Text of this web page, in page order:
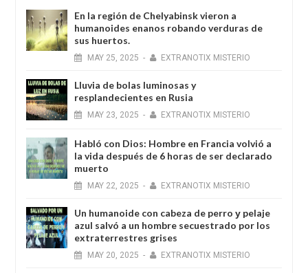
En la región de Chelyabinsk vieron a
humanoides enanos robando verduras de
sus huertos.
MAY 25, 2025 - EXTRANOTIX MISTERIO
Lluvia de bolas luminosas y
resplandecientes en Rusia
MAY 23, 2025 - EXTRANOTIX MISTERIO
Habló con Dios: Hombre en Francia volvió a
la vida después de 6 horas de ser declarado
muerto
MAY 22, 2025 - EXTRANOTIX MISTERIO
Un humanoide con cabeza de perro у pelaje
azul salvó a un hombre secuestrado por los
extraterrestres grises
MAY 20, 2025 - EXTRANOTIX MISTERIO